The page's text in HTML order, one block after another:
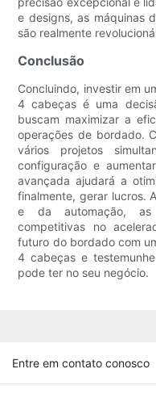
e designs, as máquinas
são realmente
Conclusão
Concluindo, investir em
4 cabeças é uma
buscam maximizar a
operações de bordado.
vários projetos
configuração e
avançada ajudará a
finalmente, gerar lucros.
e da automação, as
competitivas no
futuro do bordado com
4 cabeças e
pode ter no seu negócio.
Entre em contato conosco